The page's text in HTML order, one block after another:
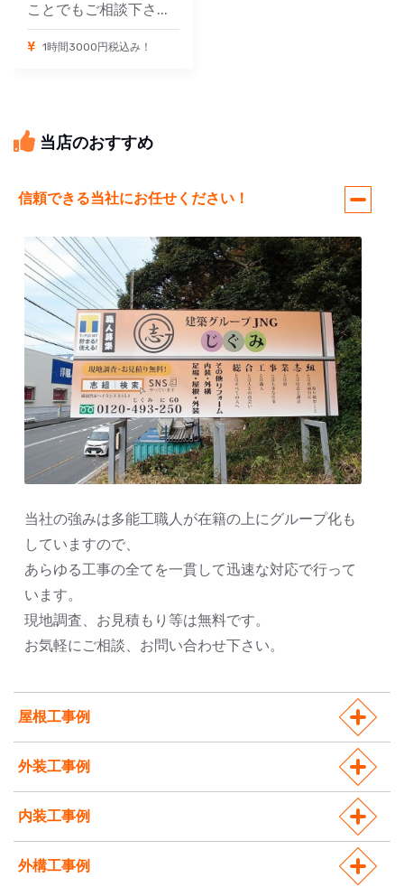
ことでもご相談下さ...
1時間3000円税込み！
当店のおすすめ
信頼できる当社にお任せください！
当社の強みは多能工職人が在籍の上にグループ化も
していますので、
あらゆる工事の全てを一貫して迅速な対応で行って
います。
現地調査、お見積もり等は無料です。
お気軽にご相談、お問い合わせ下さい。
屋根工事例
外装工事例
内装工事例
外構工事例